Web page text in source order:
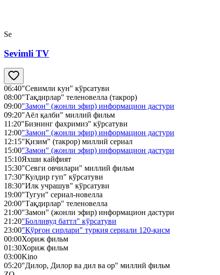
Se
Sevimli TV
06:40"Севимли кун" кўрсатуви
08:00"Тақдирлар" теленовелла (такрор)
09:00"Замон" (жонли эфир) информацион дастури
09:20"Аёл қалби" миллий фильм
11:20"Бизнинг фахримиз" кўрсатуви
12:00"Замон" (жонли эфир) информацион дастури
12:15"Қизим" (такрор) миллий сериал
15:00"Замон" (жонли эфир) информацион дастури
15:10Яхши кайфият
15:30"Севги овчилари" миллий фильм
17:30"Кулдир гуп" кўрсатуви
18:30"Илк учрашув" кўрсатуви
19:00"Тугун" сериал-новелла
20:00"Тақдирлар" теленовелла
21:00"Замон" (жонли эфир) информацион дастури
21:20"Болливуд баттл" кўрсатуви
23:00"Қўрғон сирлари" туркия сериали 120-қисм
00:00Хориж фильм
01:30Хориж фильм
03:00Kino
05:20"Дилор, Дилор ва дил ва ор" миллий фильм